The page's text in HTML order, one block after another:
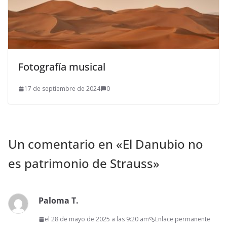
Fotografía musical
17 de septiembre de 2024 0
Un comentario en «El Danubio no
es patrimonio de Strauss»
Paloma T.
el 28 de mayo de 2025 a las 9:20 am Enlace permanente